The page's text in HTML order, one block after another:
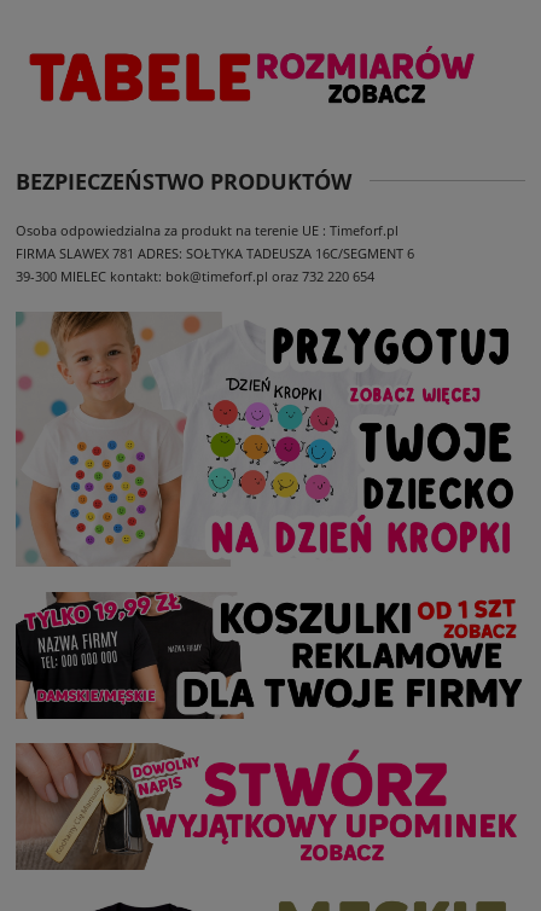
BEZPIECZEŃSTWO PRODUKTÓW
Osoba odpowiedzialna za produkt na terenie UE : Timeforf.pl
FIRMA SLAWEX 781 ADRES: SOŁTYKA TADEUSZA 16C/SEGMENT 6
39-300 MIELEC kontakt: bok@timeforf.pl oraz 732 220 654